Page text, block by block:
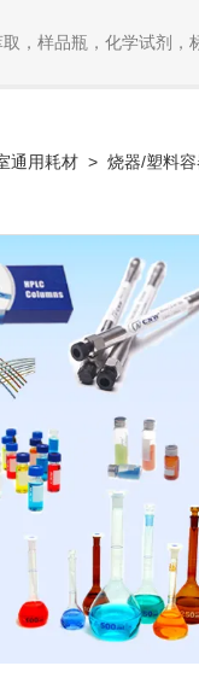
，样品瓶，化学试剂，
通用耗材 > 烧器/塑料容